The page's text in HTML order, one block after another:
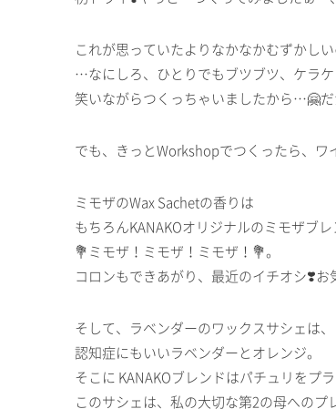
これが思っていたよりなかなかむずかし
…なにしろ、ひとりでもブツブツ、ケラ
笑いながらつくっちゃいましたから…🤗
でも、きっとWorkshopでつくったら、ワ
ミモザのWax Sachetの香りは
もちろんKANAKOオリジナルのミモザブレ
💐ミモザ！ミモザ！ミモザ！💐。
コロンもできあがり、最近のイチオシ❣️
そして、ラベンダーのワックスサシェは、
認知症にもいいラベンダーとオレンジ。
そこに KANAKOブレンドはパチュリをプ
このサシェは、私の大切な第2の母へのプ